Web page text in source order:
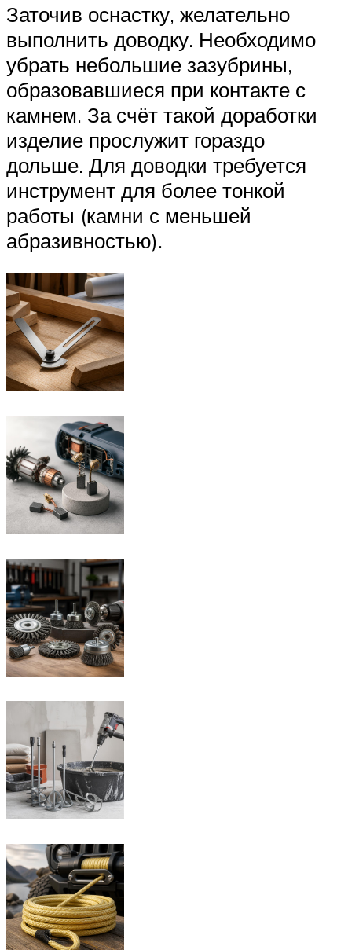
Заточив оснастку, желательно
выполнить доводку. Необходимо
убрать небольшие зазубрины,
образовавшиеся при контакте с
камнем. За счёт такой доработки
изделие прослужит гораздо
дольше. Для доводки требуется
инструмент для более тонкой
работы (камни с меньшей
абразивностью).